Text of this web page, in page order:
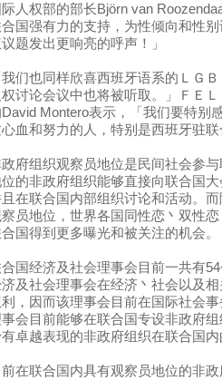
际人权部的部长Björn van
国强有力的支持，为性倾向和性
题发出更响亮的呼声！」
我们也同样欣喜西班牙语系的ＬＧ
权讨论会议中也将被听取。」ＦＥ
David Montero表示，「我们要特别
血和努力的人，特别是西班牙驻
府组织观察员地位是民间社会参
的非政府组织能够直接向联合国
在联合国内部组织讨论和活动。
员地位，世界各国同性恋丶双性
国得到更多曝光和被关注的机会。
国经济及社会理事会目前一共有
及社会理事会在经济丶社会以及
，因而该理事会目前在国际社会
会目前能够在联合国专设非政府
卓越表现的非政府组织在联合国
前在联合国内具有观察员地位的非